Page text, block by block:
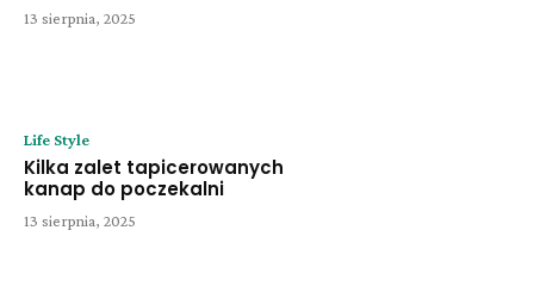
13 sierpnia, 2025
Life Style
Kilka zalet tapicerowanych
kanap do poczekalni
13 sierpnia, 2025